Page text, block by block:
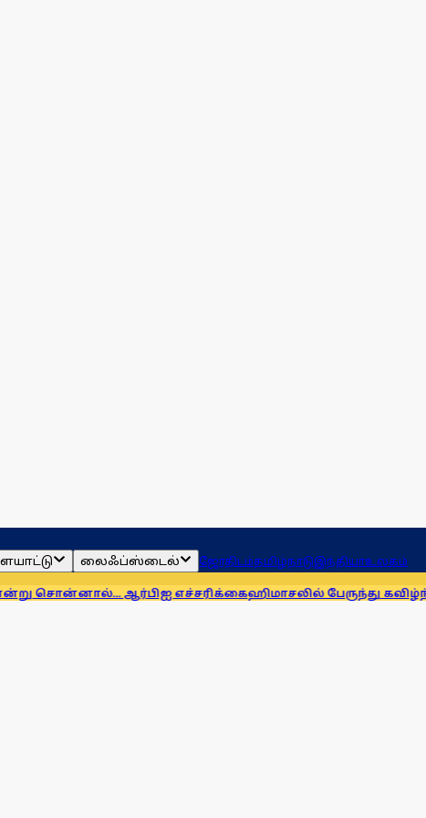
லைஃப்ஸ்டைல் ஜோதிடம்தமிழ்நாடுஇந்தியாஉலகம்
ஆர்பிஐ எச்சரிக்கைஹிமாசலில் பேருந்து கவிழ்ந்து